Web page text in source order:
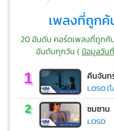
เพลงที่ถูก
20 อันดับ คอร์ดเพลงที่ถูกค้
อันดับทุกวัน (ข้อมูลวัน
1 คืนจันท
LOSO (
2 ซมซาน
LOSO